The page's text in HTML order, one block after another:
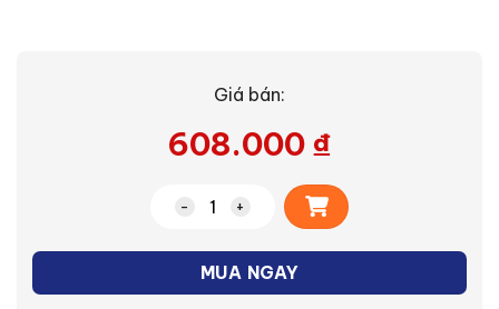
Giá bán:
608.000 ₫
Máng Đèn LED Kín Nước Nanoco - Loại
MUA NGAY
Alternative: